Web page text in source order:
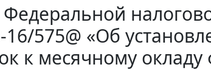
575@ «Об
к месячному